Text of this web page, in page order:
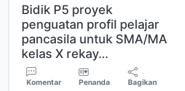
Bidik P5 proyek
penguatan profil pelajar
pancasila untuk SMA/MA
kelas X rekay…
Komentar Penanda Bagikan